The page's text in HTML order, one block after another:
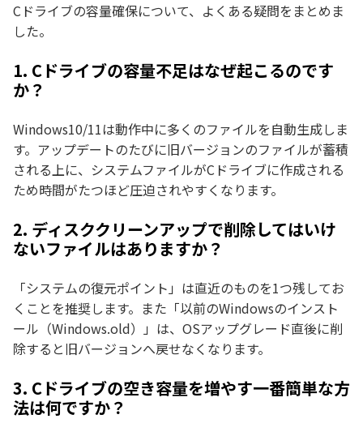
Cドライブの容量確保について、よくある疑問をまとめま
した。
1. Cドライブの容量不足はなぜ起こるのです
か？
Windows10/11は動作中に多くのファイルを自動生成しま
す。アップデートのたびに旧バージョンのファイルが蓄積
される上に、システムファイルがCドライブに作成される
ため時間がたつほど圧迫されやすくなります。
2. ディスククリーンアップで削除してはいけ
ないファイルはありますか？
「システムの復元ポイント」は直近のものを1つ残してお
くことを推奨します。また「以前のWindowsのインスト
ール（Windows.old）」は、OSアップグレード直後に削
除すると旧バージョンへ戻せなくなります。
3. Cドライブの空き容量を増やす一番簡単な方
法は何ですか？